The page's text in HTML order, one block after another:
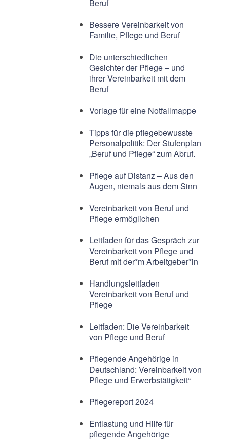
Beruf
Bessere Vereinbarkeit von
Familie, Pflege und Beruf
Die unterschiedlichen
Gesichter der Pflege – und
ihrer Vereinbarkeit mit dem
Beruf
Vorlage für eine Notfallmappe
Tipps für die pflegebewusste
Personalpolitik: Der Stufenplan
„Beruf und Pflege“ zum Abruf.
Pflege auf Distanz – Aus den
Augen, niemals aus dem Sinn
Vereinbarkeit von Beruf und
Pflege ermöglichen
Leitfaden für das Gespräch zur
Vereinbarkeit von Pflege und
Beruf mit der*m Arbeitgeber*in
Handlungsleitfaden
Vereinbarkeit von Beruf und
Pflege
Leitfaden: Die Vereinbarkeit
von Pflege und Beruf
Pflegende Angehörige in
Deutschland: Vereinbarkeit von
Pflege und Erwerbstätigkeit“
Pflegereport 2024
Entlastung und Hilfe für
pflegende Angehörige